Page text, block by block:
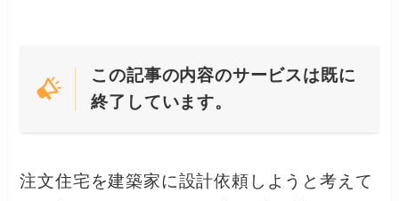
この記事の内容のサービスは既に
終了しています。
注文住宅を建築家に設計依頼しようと考えて